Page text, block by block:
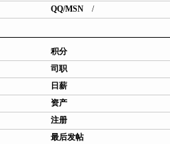
QQ/MSN /
积分
司职
日薪
资产
注册
最后发帖